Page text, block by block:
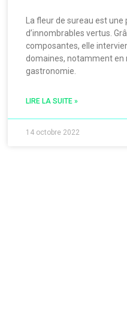
La fleur de sureau est
d’innombrables vertus.
composantes, elle
domaines, notamment en
gastronomie.
LIRE LA SUITE »
14 octobre 2022